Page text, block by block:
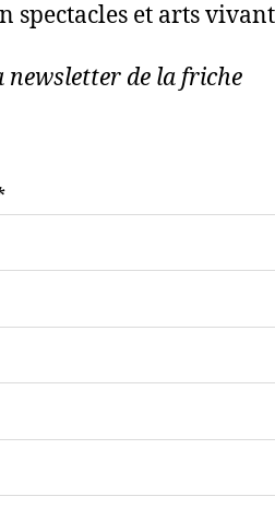
et arts
newsletter de la friche